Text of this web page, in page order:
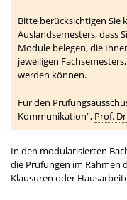
Bitte berücksichtigen Sie
Auslandsemesters, dass
Module belegen, die
jeweiligen
werden können.
Für den
Kommunikation“, Prof.
In den modularisierten
die Prüfungen im Rahmen
Klausuren oder